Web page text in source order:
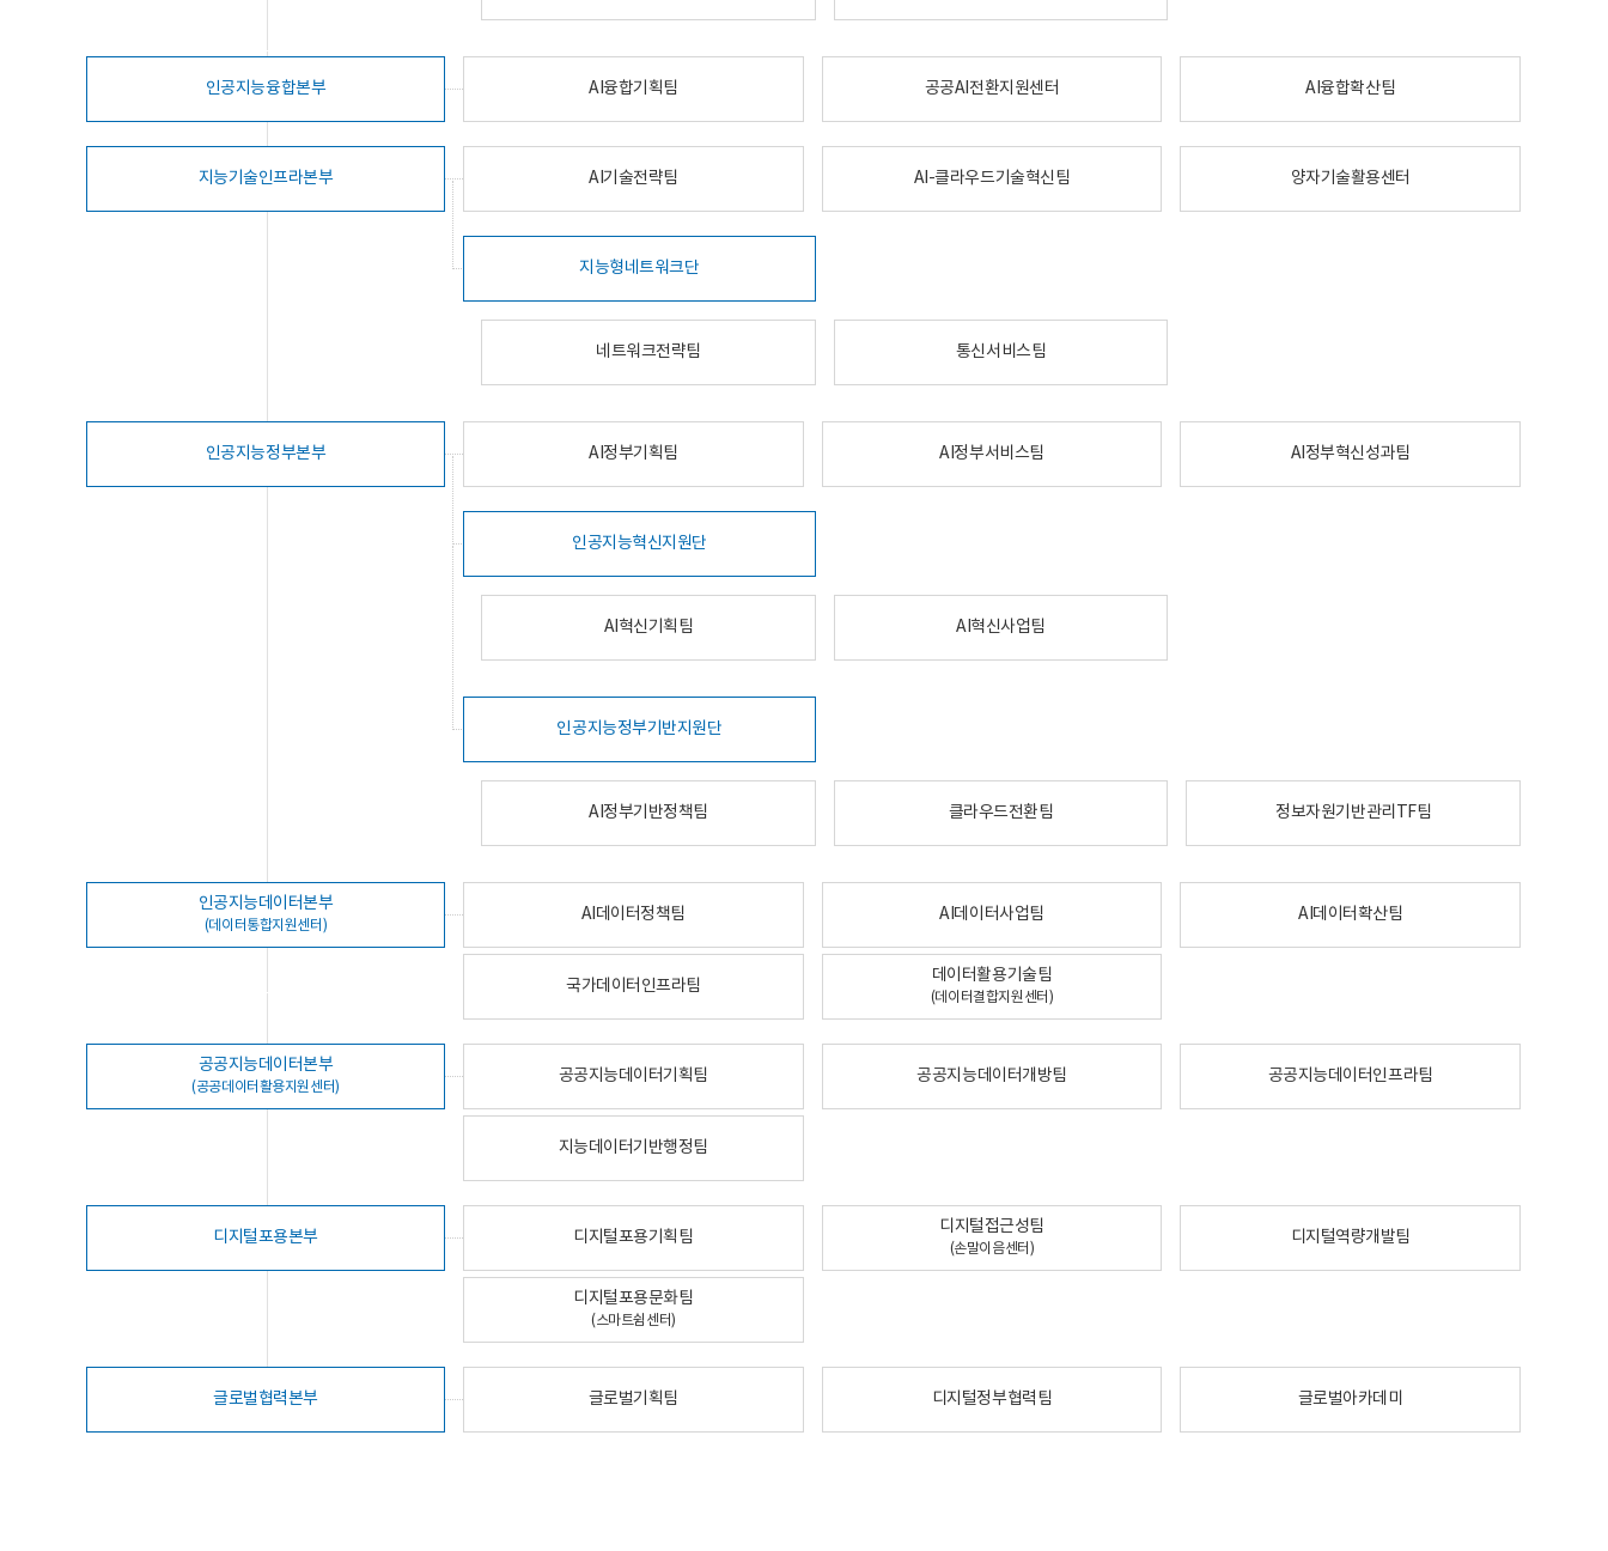
인공지능융합본부 AI융합기획팀 공공AI전환지원센터 AI융합확산팀
지능기술인프라본부 AI기술전략팀 AI-클라우드기술혁신팀 양자기술활용센터
지능형네트워크단
네트워크전략팀 통신서비스팀
인공지능정부본부 AI정부기획팀 AI정부서비스팀 AI정부혁신성과팀
인공지능혁신지원단
AI혁신기획팀 AI혁신사업팀
인공지능정부기반지원단
AI정부기반정책팀 클라우드전환팀 정보자원기반관리TF팀
인공지능데이터본부
(데이터통합지원센터)
AI데이터정책팀 AI데이터사업팀 AI데이터확산팀
국가데이터인프라팀
데이터활용기술팀
(데이터결합지원센터)
공공지능데이터본부
(공공데이터활용지원센터)
공공지능데이터기획팀 공공지능데이터개방팀 공공지능데이터인프라팀
지능데이터기반행정팀
디지털포용본부 디지털포용기획팀
디지털접근성팀
(손말이음센터)
디지털역량개발팀
디지털포용문화팀
(스마트쉼센터)
글로벌협력본부 글로벌기획팀 디지털정부협력팀 글로벌아카데미